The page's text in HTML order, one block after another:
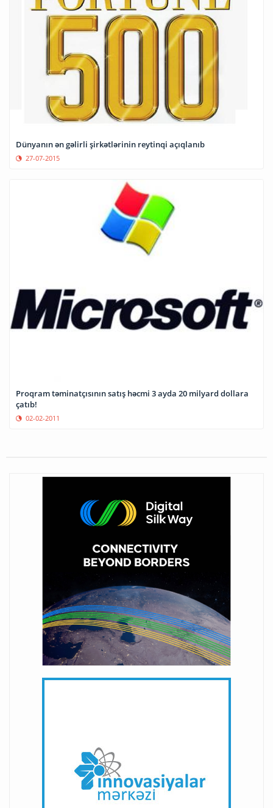
Dünyanın ən gəlirli şirkətlərinin reytinqi açıqlanıb
27-07-2015
Proqram təminatçısının satış həcmi 3 ayda 20 milyard dollara
çatıb!
02-02-2011